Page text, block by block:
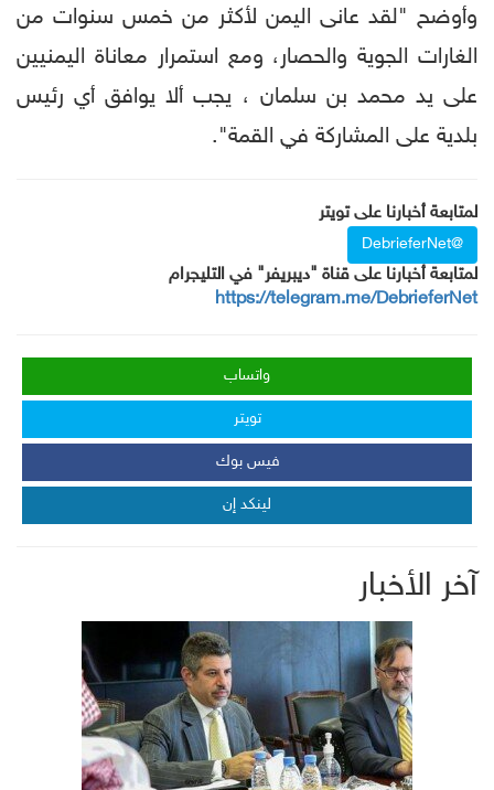
وأوضح "لقد عانى اليمن لأكثر من خمس سنوات من
الغارات الجوية والحصار، ومع استمرار معاناة اليمنيين
على يد محمد بن سلمان ، يجب ألا يوافق أي رئيس
بلدية على المشاركة في القمة".
لمتابعة أخبارنا على تويتر
@DebrieferNet
لمتابعة أخبارنا على قناة "ديبريفر" في التليجرام
https://telegram.me/DebrieferNet
واتساب
تويتر
فيس بوك
لينكد إن
آخر الأخبار